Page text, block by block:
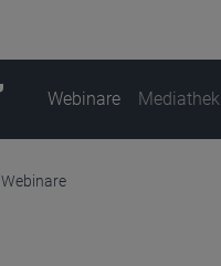
Webinare Mediathek
Webinare